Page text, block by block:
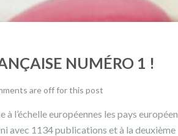
NUMÉRO 1 !
are off for this post
l’échelle européennes les pays européen
avec 1134 publications et à la deuxième